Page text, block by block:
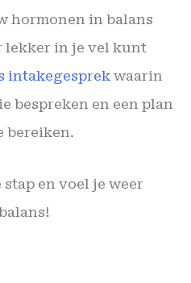
hormonen in balans
lekker in je vel kunt
intakegesprek waarin
bespreken en een plan
bereiken.
en voel je weer